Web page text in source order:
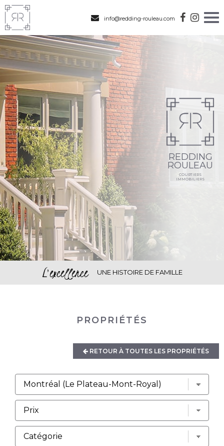
info@redding-rouleau.com
REDDING
ROULEAU
COURTIERS
IMMOBILIERS
L'excellence UNE HISTOIRE DE FAMILLE
PROPRIÉTÉS
RETOUR À TOUTES LES PROPRIÉTÉS